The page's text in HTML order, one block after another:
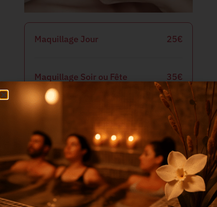
Maquillage Jour 25€
Maquillage Soir ou Fête 35€
Maquillage spécial Mariage (maquillage +